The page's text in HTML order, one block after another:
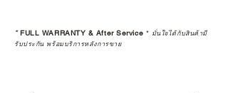
*FULL WARRANTY & After Service * มั่นใจได้กับสินค้ามี
รับประกัน พร้อมบริการหลังการขาย